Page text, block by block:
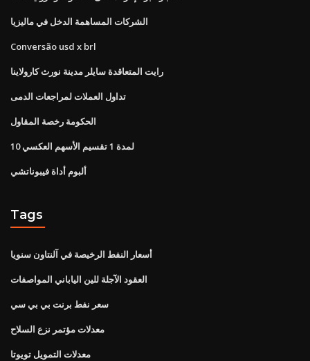
الشركات المساهمة الدخل في ماليزيا
Conversão usd x brl
رايت المتعاقدة سايلر مدينة نورث كارولاينا
تداول العملات لمراجعات الدمى
الحكومة رخصة المقاول
10 لمدة 1 تقسيم الأسهم العكسي
ألبوم أداة فيبوناتشي
Tags
أسعار النفط الرخيصة في آلنتاون سنويا
العقود الآجلة للين الياباني المواصفات
سعر نفط برنت بي بي سي
معدلات مؤتمر نزع السلاح
معدلات التمويل تويوتا